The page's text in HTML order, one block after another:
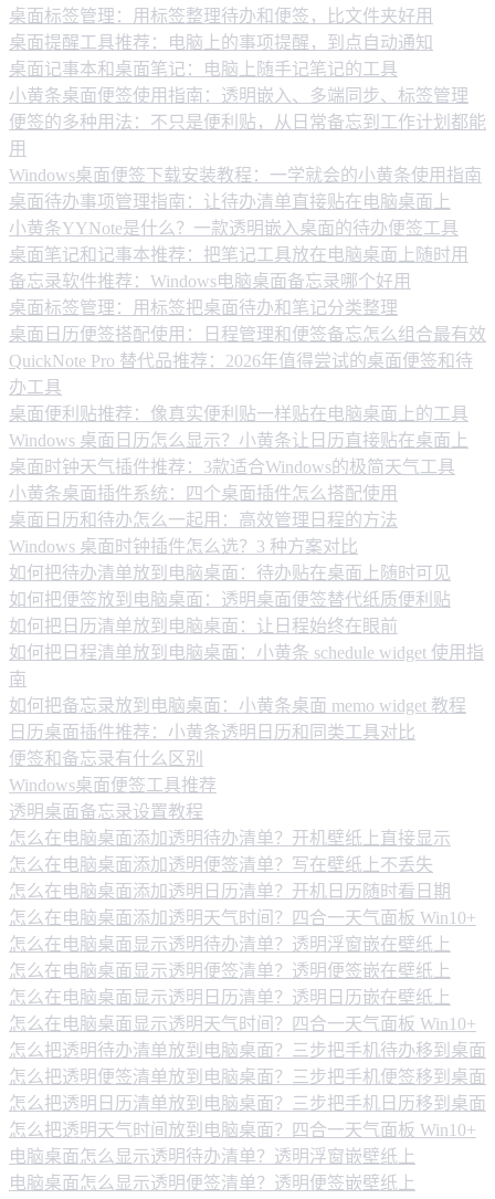
桌面标签管理：用标签整理待办和便签，比文件夹好用
桌面提醒工具推荐：电脑上的事项提醒，到点自动通知
桌面记事本和桌面笔记：电脑上随手记笔记的工具
小黄条桌面便签使用指南：透明嵌入、多端同步、标签管理
便签的多种用法：不只是便利贴，从日常备忘到工作计划都能
用
Windows桌面便签下载安装教程：一学就会的小黄条使用指南
桌面待办事项管理指南：让待办清单直接贴在电脑桌面上
小黄条YYNote是什么？一款透明嵌入桌面的待办便签工具
桌面笔记和记事本推荐：把笔记工具放在电脑桌面上随时用
备忘录软件推荐：Windows电脑桌面备忘录哪个好用
桌面标签管理：用标签把桌面待办和笔记分类整理
桌面日历便签搭配使用：日程管理和便签备忘怎么组合最有效
QuickNote Pro 替代品推荐：2026年值得尝试的桌面便签和待
办工具
桌面便利贴推荐：像真实便利贴一样贴在电脑桌面上的工具
Windows 桌面日历怎么显示？小黄条让日历直接贴在桌面上
桌面时钟天气插件推荐：3款适合Windows的极简天气工具
小黄条桌面插件系统：四个桌面插件怎么搭配使用
桌面日历和待办怎么一起用：高效管理日程的方法
Windows 桌面时钟插件怎么选？3 种方案对比
如何把待办清单放到电脑桌面：待办贴在桌面上随时可见
如何把便签放到电脑桌面：透明桌面便签替代纸质便利贴
如何把日历清单放到电脑桌面：让日程始终在眼前
如何把日程清单放到电脑桌面：小黄条 schedule widget 使用指
南
如何把备忘录放到电脑桌面：小黄条桌面 memo widget 教程
日历桌面插件推荐：小黄条透明日历和同类工具对比
便签和备忘录有什么区别
Windows桌面便签工具推荐
透明桌面备忘录设置教程
怎么在电脑桌面添加透明待办清单？开机壁纸上直接显示
怎么在电脑桌面添加透明便签清单？写在壁纸上不丢失
怎么在电脑桌面添加透明日历清单？开机日历随时看日期
怎么在电脑桌面添加透明天气时间？四合一天气面板 Win10+
怎么在电脑桌面显示透明待办清单？透明浮窗嵌在壁纸上
怎么在电脑桌面显示透明便签清单？透明便签嵌在壁纸上
怎么在电脑桌面显示透明日历清单？透明日历嵌在壁纸上
怎么在电脑桌面显示透明天气时间？四合一天气面板 Win10+
怎么把透明待办清单放到电脑桌面？三步把手机待办移到桌面
怎么把透明便签清单放到电脑桌面？三步把手机便签移到桌面
怎么把透明日历清单放到电脑桌面？三步把手机日历移到桌面
怎么把透明天气时间放到电脑桌面？四合一天气面板 Win10+
电脑桌面怎么显示透明待办清单？透明浮窗嵌壁纸上
电脑桌面怎么显示透明便签清单？透明便签嵌壁纸上